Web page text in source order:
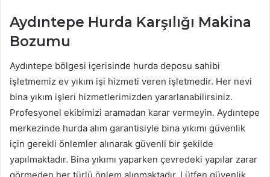
Aydıntepe Hurda Karşılığı Makina
Bozumu
Aydıntepe bölgesi içerisinde hurda deposu sahibi
işletmemiz ev yıkım işi hizmeti veren işletmedir. Her nevi
bina yıkım işleri hizmetlerimizden yararlanabilirsiniz.
Profesyonel ekibimizi aramadan karar vermeyin. Aydıntepe
merkezinde hurda alım garantisiyle bina yıkımı güvenlik
için gerekli önlemler alınarak güvenli bir şekilde
yapılmaktadır. Bina yıkımı yaparken çevredeki yapılar zarar
görmeden her türlü önlem alınmaktadır. Lütfen güvenlik